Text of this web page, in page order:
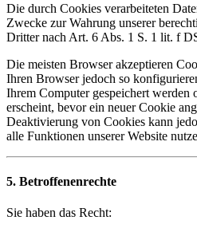
Die durch Cookies verarbeiteten
Zwecke zur Wahrung unserer
Dritter nach Art. 6 Abs. 1 S. 1 lit. f
Die meisten Browser akzeptieren
Ihren Browser jedoch so
Ihrem Computer gespeichert werden
erscheint, bevor ein neuer Cookie
Deaktivierung von Cookies kann
alle Funktionen unserer Website
5. Betroffenenrechte
Sie haben das Recht: